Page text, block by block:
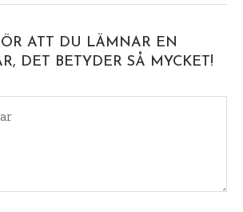
ATT DU LÄMNAR EN
DET BETYDER SÅ MYCKET!